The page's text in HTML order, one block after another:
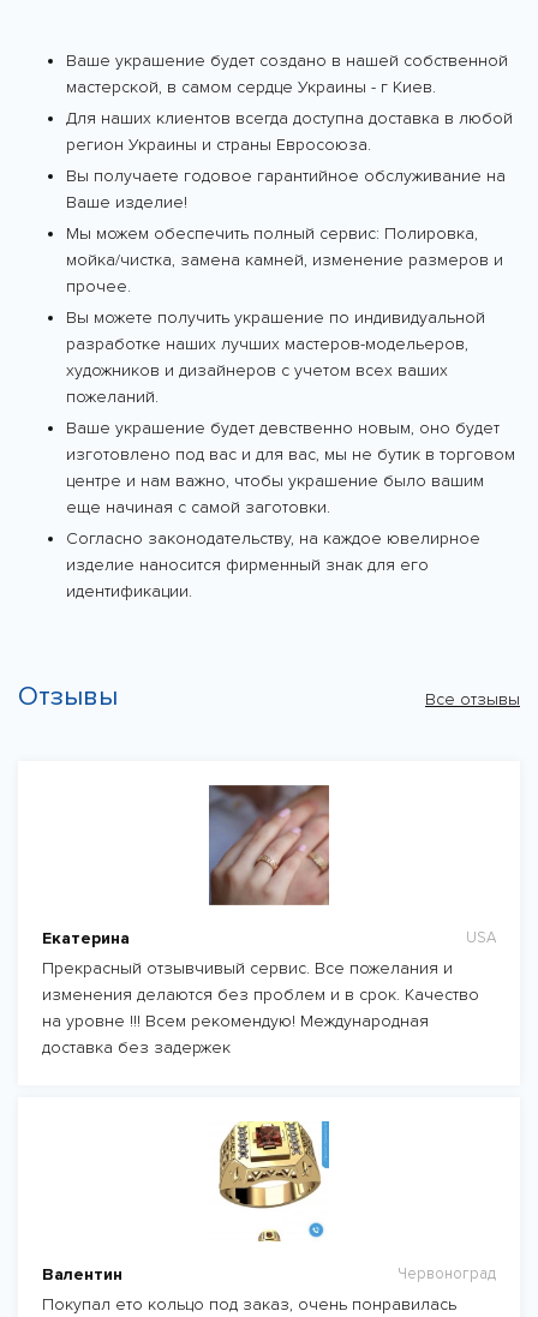
Ваше украшение будет создано в нашей собственной
мастерской, в самом сердце Украины - г Киев.
Для наших клиентов всегда доступна доставка в любой
регион Украины и страны Евросоюза.
Вы получаете годовое гарантийное обслуживание на
Ваше изделие!
Мы можем обеспечить полный сервис: Полировка,
мойка/чистка, замена камней, изменение размеров и
прочее.
Вы можете получить украшение по индивидуальной
разработке наших лучших мастеров-модельеров,
художников и дизайнеров с учетом всех ваших
пожеланий.
Ваше украшение будет девственно новым, оно будет
изготовлено под вас и для вас, мы не бутик в торговом
центре и нам важно, чтобы украшение было вашим
еще начиная с самой заготовки.
Согласно законодательству, на каждое ювелирное
изделие наносится фирменный знак для его
идентификации.
Отзывы Все отзывы
Екатерина USA
Прекрасный отзывчивый сервис. Все пожелания и
изменения делаются без проблем и в срок. Качество
на уровне !!! Всем рекомендую! Международная
доставка без задержек
Валентин Червоноград
Покупал ето кольцо под заказ, очень понравилась